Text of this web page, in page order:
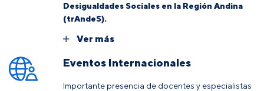
Desigualdades Sociales en la Región Andina
(trAndeS).
Ver más
Eventos Internacionales
Importante presencia de docentes y especialistas